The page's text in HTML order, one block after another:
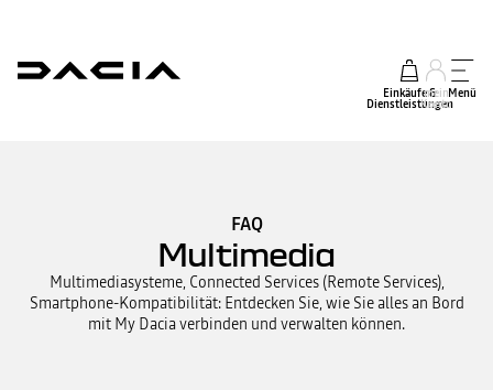
Einkäufe &
Dienstleistungen
mein
Konto
Menü
FAQ
Multimedia
Multimediasysteme, Connected Services (Remote Services),
Smartphone-Kompatibilität: Entdecken Sie, wie Sie alles an Bord
mit My Dacia verbinden und verwalten können.